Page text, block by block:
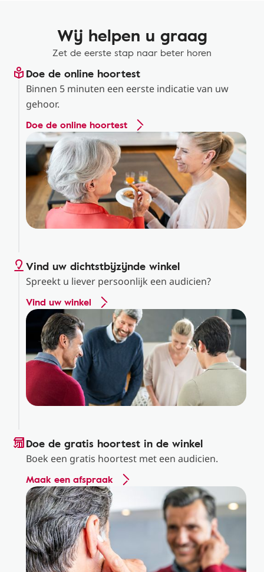
Wij helpen u graag
Zet de eerste stap naar beter horen
Doe de online hoortest
Binnen 5 minuten een eerste indicatie van uw
gehoor.
Doe de online hoortest
Vind uw dichtstbijzijnde winkel
Spreekt u liever persoonlijk een audicien?
Vind uw winkel
Doe de gratis hoortest in de winkel
Boek een gratis hoortest met een audicien.
Maak een afspraak